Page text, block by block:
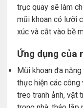
trục quay sẽ làm
mũi khoan có lưỡi
xúc và cắt vào bề
Ứng dụng của
Mũi khoan đa
thực hiện các
treo tranh ảnh, vật